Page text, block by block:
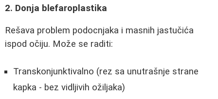
2. Donja blefaroplastika
Rešava problem podocnjaka i masnih jastučića
ispod očiju. Može se raditi:
Transkonjunktivalno (rez sa unutrašnje strane
kapka - bez vidljivih ožiljaka)